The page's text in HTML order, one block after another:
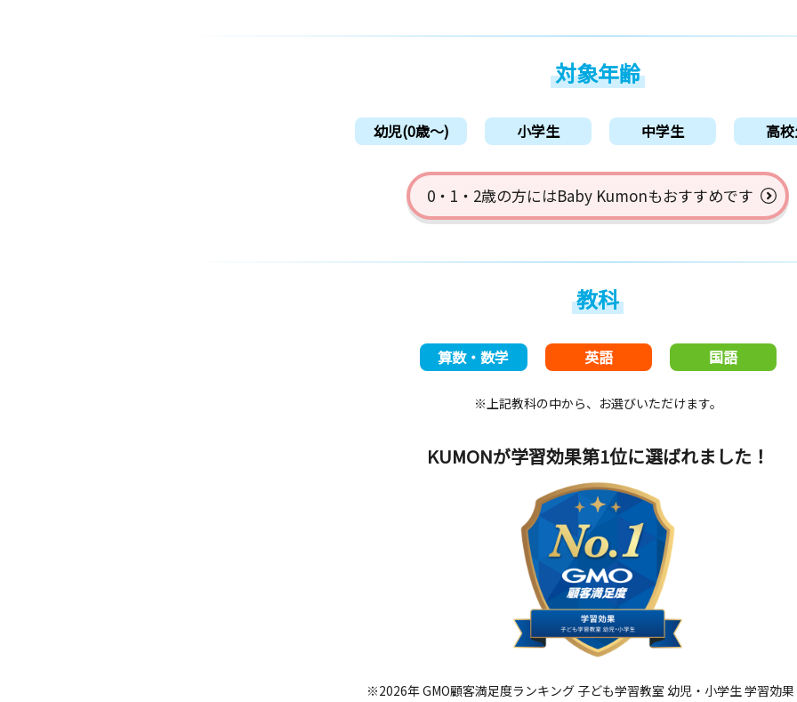
対象年齢
幼児(0歳〜) 小学生 中学生 高
0・1・2歳の方にはBaby Kumonもおすすめです
教科
算数・数学 英語 国語
※上記教科の中から、お選びいただけます。
KUMONが学習効果第1位に選ばれました！
※2026年 GMO顧客満足度ランキング 子ども学習教室 幼児・小学生 学習効